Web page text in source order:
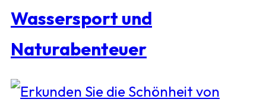
Wassersport und
Naturabenteuer